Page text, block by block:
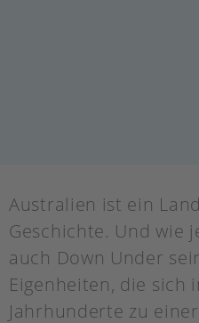
Australien ist ein
Geschichte. Und wie
auch Down Under
Eigenheiten, die sich
Jahrhunderte zu